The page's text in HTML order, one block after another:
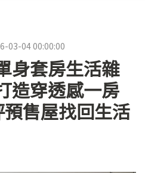
03-04 00:00:00
身套房生活雜
造穿透感一房
售屋找回生活